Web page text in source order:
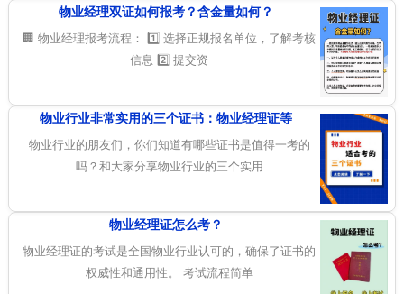
物业经理双证如何报考？含金量如何？
🏢 物业经理报考流程： 1️⃣ 选择正规报名单位，了解考核
信息 2️⃣ 提交资
物业行业非常实用的三个证书：物业经理证等
物业行业的朋友们，你们知道有哪些证书是值得一考的
吗？和大家分享物业行业的三个实用
物业经理证怎么考？
物业经理证的考试是全国物业行业认可的，确保了证书的
权威性和通用性。 考试流程简单